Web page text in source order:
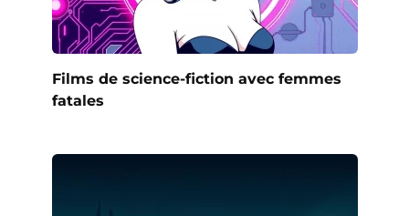
Films de science-fiction avec femmes
fatales